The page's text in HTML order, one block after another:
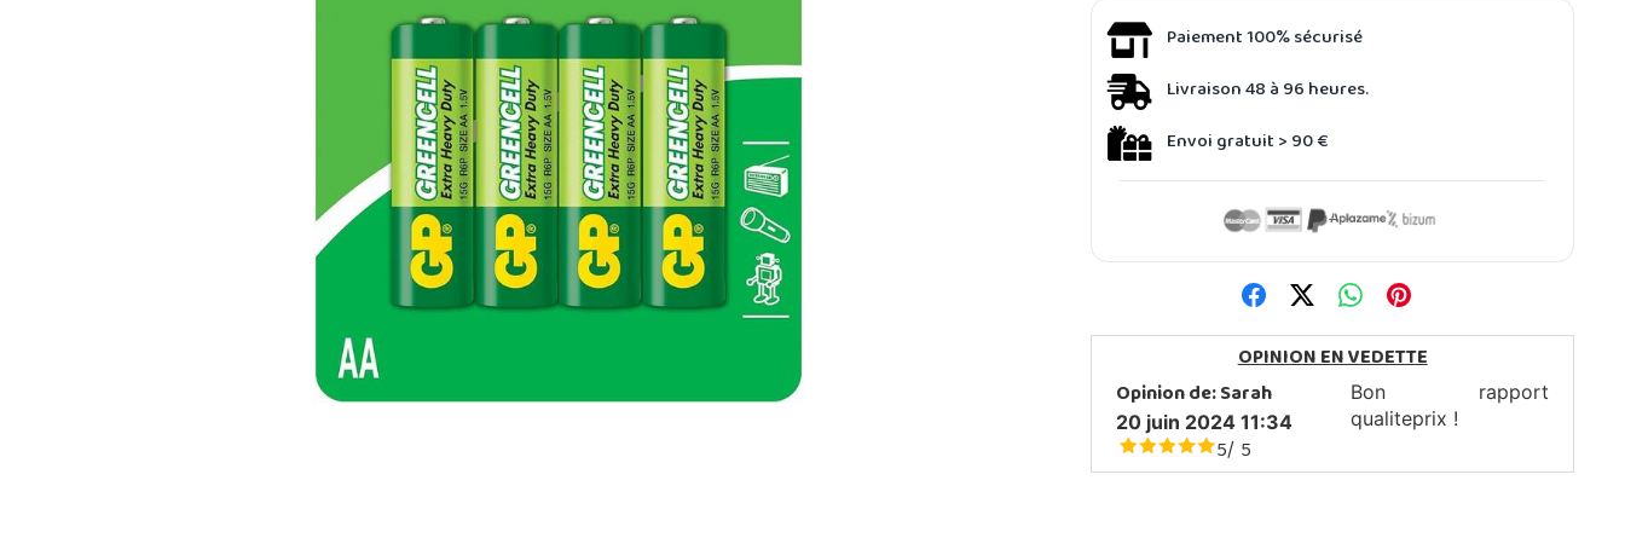
Paiement 100% sécurisé
Livraison 48 à 96 heures.
Envoi gratuit > 90 €
OPINION EN VEDETTE
Opinion de:Sarah
20 juin 2024 11:34
5/ 5
Bon rapport
qualiteprix !